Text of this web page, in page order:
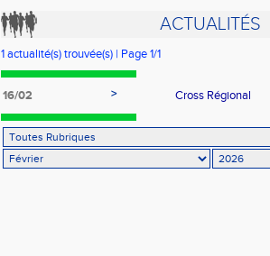
ACTUALITÉS
1 actualité(s) trouvée(s) | Page 1/1
16/02 > Cross Régional